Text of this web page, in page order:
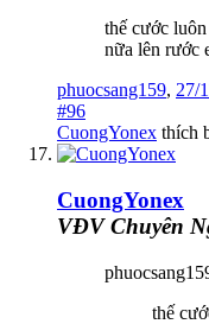
thế cước
nữa lên rước
phuocsang159, 27/
#96
CuongYonex thích
CuongYonex
VĐV Chuyên
thế